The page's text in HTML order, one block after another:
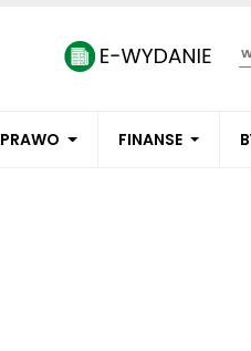
PRAWO FINANSE